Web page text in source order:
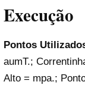
Execução
Pontos
aumT.;
Alto = mpa.;